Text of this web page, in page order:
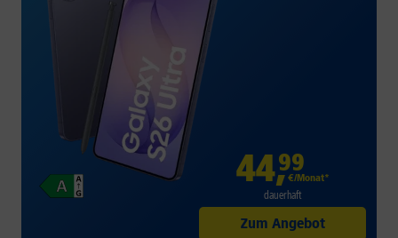
44,99
€/Monat*
dauerhaft
Zum Angebot